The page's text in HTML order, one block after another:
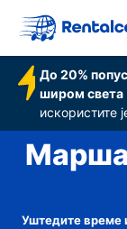
До 20%
широм света
искористите
Уштедите време